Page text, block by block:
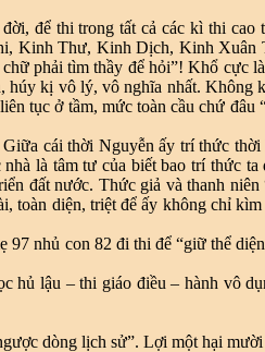
để thi trong tất cả các kì thi cao
Thư, Kinh Dịch, Kinh Xuân
phải tìm thầy để hỏi”! Khổ cực
kị vô lý, vô nghĩa nhất. Không
tục ở tầm, mức toàn cầu chứ
cái thời Nguyễn ấy trí thức
là tâm tư của biết bao trí thức
nước. Thức giả và thanh niên
diện, triệt để ấy không chỉ
nhủ con 82 đi thi để “giữ thể
lậu – thi giáo điều – hành vô
dòng lịch sử”. Lợi một hại